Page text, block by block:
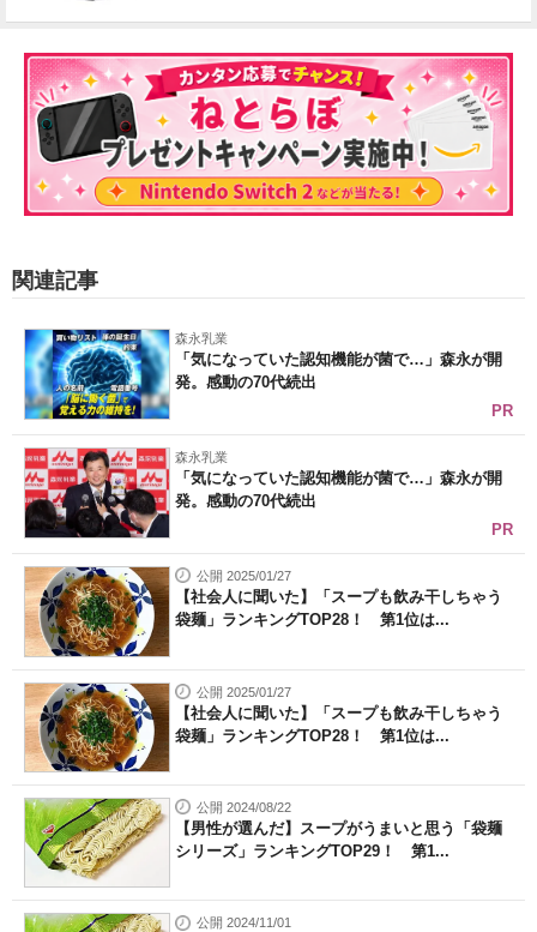
関連記事
森永乳業
「気になっていた認知機能が菌で…」森永が開
発。感動の70代続出
PR
森永乳業
「気になっていた認知機能が菌で…」森永が開
発。感動の70代続出
PR
公開 2025/01/27
【社会人に聞いた】「スープも飲み干しちゃう
袋麺」ランキングTOP28！ 第1位は...
公開 2025/01/27
【社会人に聞いた】「スープも飲み干しちゃう
袋麺」ランキングTOP28！ 第1位は...
公開 2024/08/22
【男性が選んだ】スープがうまいと思う「袋麺
シリーズ」ランキングTOP29！ 第1...
公開 2024/11/01